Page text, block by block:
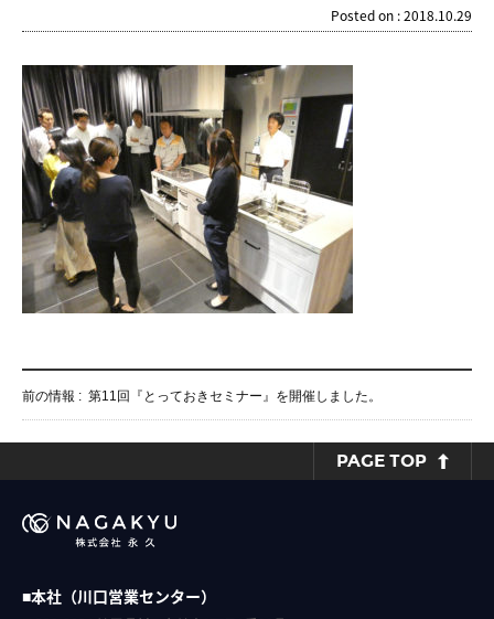
Posted on : 2018.10.29
前の情報 : 第11回『とっておきセミナー』を開催しました。
PAGE TOP
■本社（川口営業センター）